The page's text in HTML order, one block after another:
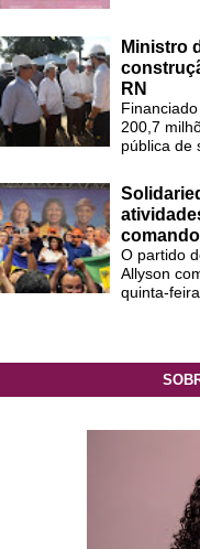
Ministro
RN
200,7
pública de
O partido
Allyson
quinta-